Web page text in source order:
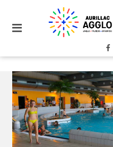
site
au
aller au
contenu